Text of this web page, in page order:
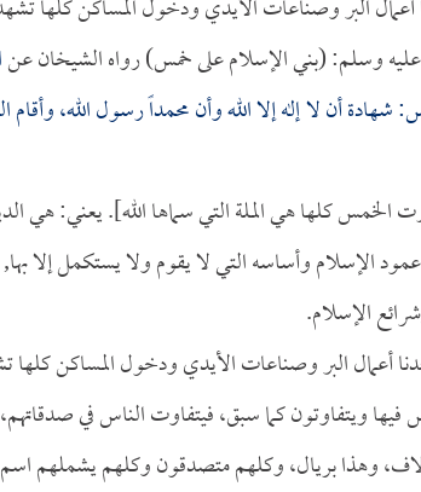
البر وصناعات الأيدي ودخول المساكن كلها
عليه وسلم: (بني الإسلام على خمس) رواه الشيخان عن
شهادة أن لا إله إلا الله وأن محمداً رسول الله،
كلها هي الملة التي سماها الله]. يعني: هي
الإسلام وأساسه التي لا يقوم ولا يستكمل إلا
الإسلام.
أعمال البر وصناعات الأيدي ودخول المساكن
فيها ويتفاوتون كما سبق، فيتفاوت الناس في
وهذا بريال، وكلهم متصدقون وكلهم يشملهم